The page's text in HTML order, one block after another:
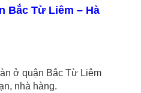
Bắc Từ Liêm – Hà
ở quận Bắc Từ Liêm
nhà hàng.